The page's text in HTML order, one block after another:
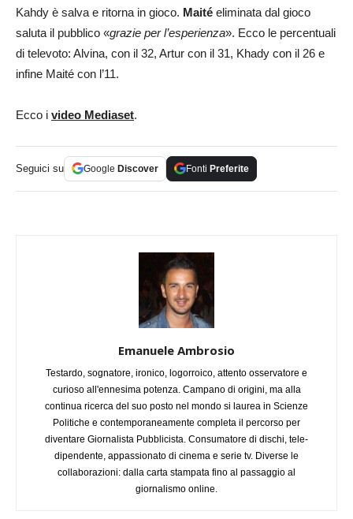
Kahdy è salva e ritorna in gioco. Maité eliminata dal gioco
saluta il pubblico «grazie per l’esperienza». Ecco le percentuali
di televoto: Alvina, con il 32, Artur con il 31, Khady con il 26 e
infine Maité con l’11.
Ecco i video Mediaset.
Seguici su Google Discover Fonti Preferite
Emanuele Ambrosio
Testardo, sognatore, ironico, logorroico, attento osservatore e
curioso all'ennesima potenza. Campano di origini, ma alla
continua ricerca del suo posto nel mondo si laurea in Scienze
Politiche e contemporaneamente completa il percorso per
diventare Giornalista Pubblicista. Consumatore di dischi, tele-
dipendente, appassionato di cinema e serie tv. Diverse le
collaborazioni: dalla carta stampata fino al passaggio al
giornalismo online.